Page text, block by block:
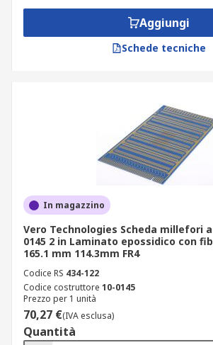
Aggiungi
Schede tecniche
In magazzino
Vero Technologies Scheda millefori
0145 2 in Laminato epossidico con
165.1 mm 114.3mm FR4
Codice RS 434-122
Codice costruttore 10-0145
Prezzo per 1 unità
70,27 €(IVA esclusa)
Quantità